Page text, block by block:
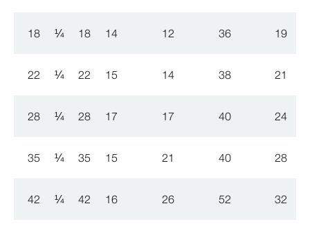
18 ¼ 18 14 12 36 19
22 ¼ 22 15 14 38 21
28 ¼ 28 17 17 40 24
35 ¼ 35 15 21 40 28
42 ¼ 42 16 26 52 32